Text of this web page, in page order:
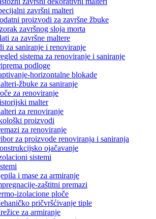
završni malteri
proizvodi za završne žbuke
završnog sloja morta
za završne maltere
za saniranje i renoviranje
sistema za renoviranje i saniranje
podloge
horizontalne blokade
žbuke za saniranje
za renoviranje
malter
za renoviranje
proizvodi
za renoviranje
za proizvode renoviranja i saniranja
ojačavanje
sistemi
i mase za armiranje
zaštitni premazi
izolacione ploče
pričvršćivanje tiple
za armiranje